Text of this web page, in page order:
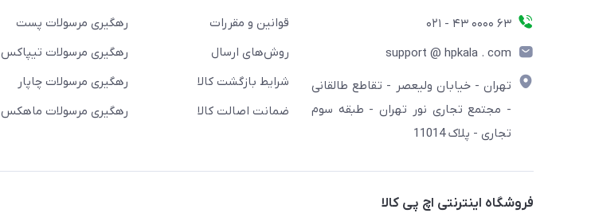
63 0000 43 - 021
support @ hpkala . com
تهران - خیابان ولیعصر - تقاطع طالقانی
- مجتمع تجاری نور تهران - طبقه سوم
تجاری - پلاک 11014
قوانین و مقررات
روش‌های ارسال
شرایط بازگشت کالا
ضمانت اصالت کالا
رهگیری مرسولات پست
رهگیری مرسولات تیپاکس
رهگیری مرسولات چاپار
رهگیری مرسولات ماهکس
فروشگاه اینترنتی اچ پی کالا